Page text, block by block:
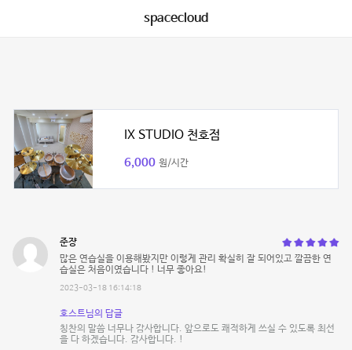
spacecloud
IX STUDIO 천호점
6,000 원/시간
준쟝
많은 연습실을 이용해봤지만 이렇게 관리 확실히 잘 되어있고 깔끔한 연
습실은 처음이였습니다 ! 너무 좋아요!
2023-03-18 16:14:18
호스트님의 답글
칭찬의 말씀 너무나 감사합니다. 앞으로도 쾌적하게 쓰실 수 있도록 최선
을 다 하겠습니다. 감사합니다. !